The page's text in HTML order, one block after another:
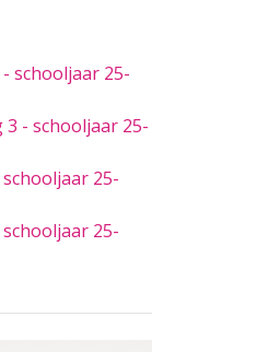
schooljaar 25-
3 - schooljaar 25-
25-
25-